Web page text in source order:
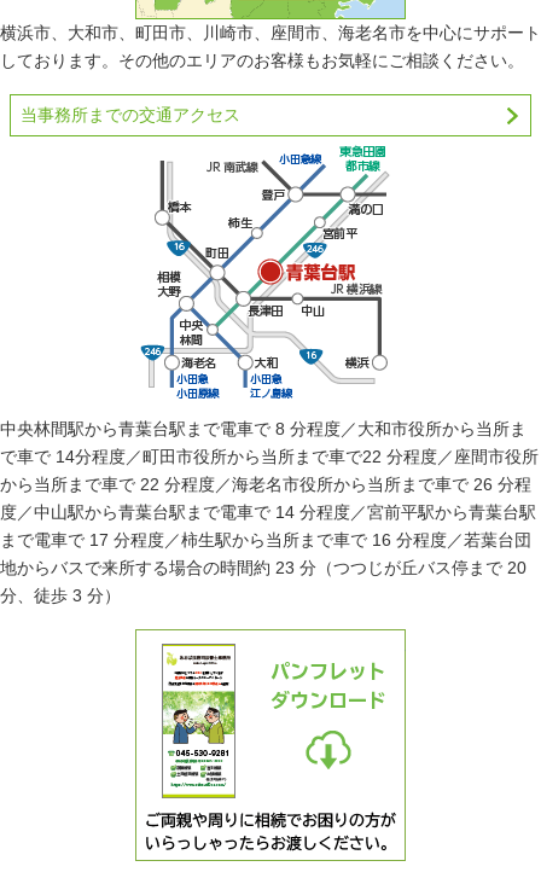
横浜市、大和市、町田市、川崎市、座間市、海老名市を中心にサポート
しております。その他のエリアのお客様もお気軽にご相談ください。
当事務所までの交通アクセス
中央林間駅から青葉台駅まで電車で 8 分程度／大和市役所から当所ま
で車で 14分程度／町田市役所から当所まで車で22 分程度／座間市役所
から当所まで車で 22 分程度／海老名市役所から当所まで車で 26 分程
度／中山駅から青葉台駅まで電車で 14 分程度／宮前平駅から青葉台駅
まで電車で 17 分程度／柿生駅から当所まで車で 16 分程度／若葉台団
地からバスで来所する場合の時間約 23 分（つつじが丘バス停まで 20
分、徒歩 3 分）
ご両親や周りに相続でお困りの方がいらっしゃった